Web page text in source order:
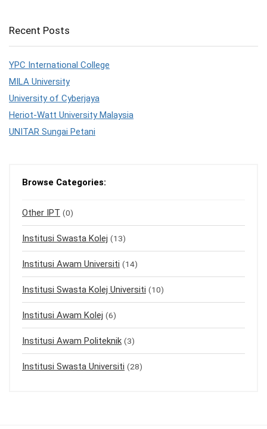
Recent Posts
YPC International College
MILA University
University of Cyberjaya
Heriot-Watt University Malaysia
UNITAR Sungai Petani
Browse Categories:
Other IPT (0)
Institusi Swasta Kolej (13)
Institusi Awam Universiti (14)
Institusi Swasta Kolej Universiti (10)
Institusi Awam Kolej (6)
Institusi Awam Politeknik (3)
Institusi Swasta Universiti (28)